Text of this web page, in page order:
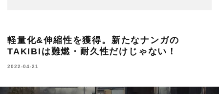
軽量化&伸縮性を獲得。新たなナンガの
TAKIBIは難燃・耐久性だけじゃない！
2022-04-21